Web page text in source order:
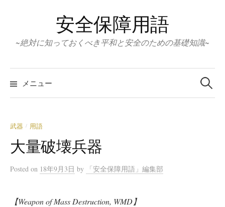
ン
ス
キ
プ
安全保障用語
~絶対に知っておくべき平和と安全のための基礎知識~
メニュー
検
索:
武器 / 用語
大量破壊兵器
Posted on 18年9月3日 by 「安全保障用語」編集部
【Weapon of Mass Destruction, WMD】